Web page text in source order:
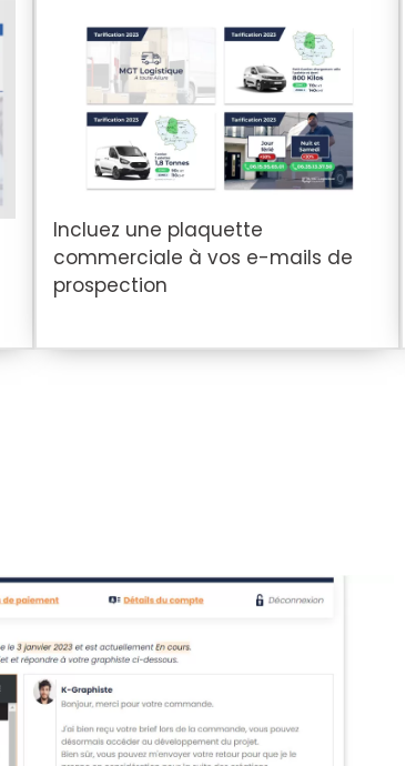
Incluez une plaquette
commerciale à vos e-mails de
prospection